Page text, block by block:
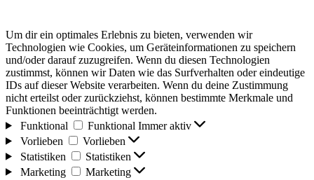
Um dir ein optimales Erlebnis zu bieten, verwenden wir
Technologien wie Cookies, um Geräteinformationen zu speichern
und/oder darauf zuzugreifen. Wenn du diesen Technologien
zustimmst, können wir Daten wie das Surfverhalten oder eindeutige
IDs auf dieser Website verarbeiten. Wenn du deine Zustimmung
nicht erteilst oder zurückziehst, können bestimmte Merkmale und
Funktionen beeinträchtigt werden.
Funktional
Funktional Immer aktiv
Vorlieben
Vorlieben
Statistiken
Statistiken
Marketing
Marketing